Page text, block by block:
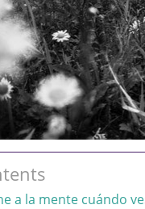
a la mente cuándo